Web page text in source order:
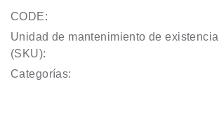
CODE:
Unidad de mantenimiento de
(SKU):
Categorías: